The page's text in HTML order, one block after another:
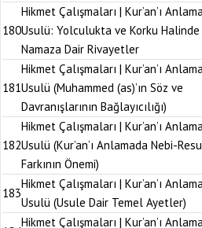
180
Hikmet Çalışmaları | Kur’an’ı
Usulü: Yolculukta ve Korku Halinde
Namaza Dair Rivayetler
181
Hikmet Çalışmaları | Kur’an’ı
Usulü (Muhammed (as)’ın Söz ve
Davranışlarının Bağlayıcılığı)
182
Hikmet Çalışmaları | Kur’an’ı
Usulü (Kur’an’ı Anlamada Nebi-
Farkının Önemi)
183
Hikmet Çalışmaları | Kur’an’ı
Usulü (Usule Dair Temel Ayetler)
Hikmet Çalışmaları | Kur’an’ı